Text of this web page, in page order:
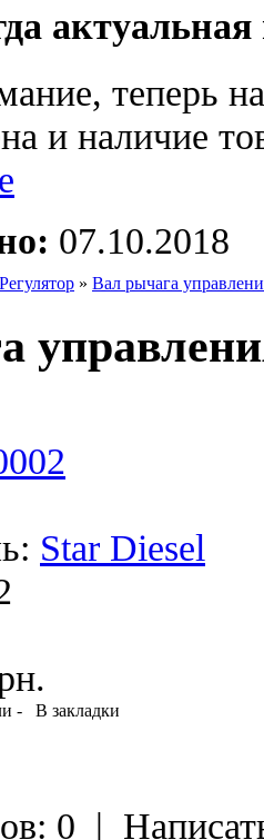
теперь
и наличие
07.10.2018
Регулятор » Вал рычага
Star Diesel
-
В закладки
0 |